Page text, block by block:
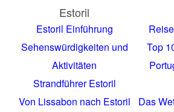
Estoril
Estoril Einführung
Sehenswürdigkeiten und
Aktivitäten
Strandführer Estoril
Von Lissabon nach Estoril
Top
Das